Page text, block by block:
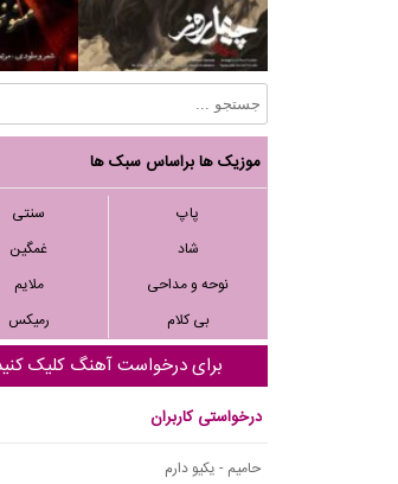
موزیک ها براساس سبک ها
پاپ
سنتی
شاد
غمگین
نوحه و مداحی
ملایم
بی کلام
رمیکس
برای درخواست آهنگ کلیک
درخواستی کاربران
حامیم - یکیو دارم